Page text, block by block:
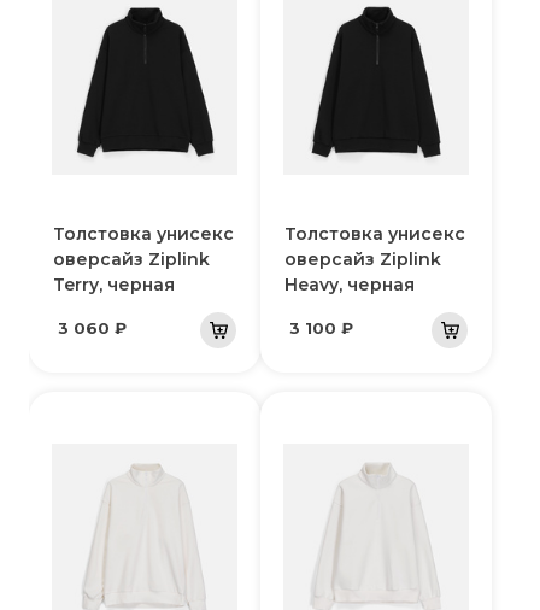
Толстовка унисекс
оверсайз Ziplink
Terry, черная
3 060 ₽
Толстовка унисекс
оверсайз Ziplink
Heavy, черная
3 100 ₽